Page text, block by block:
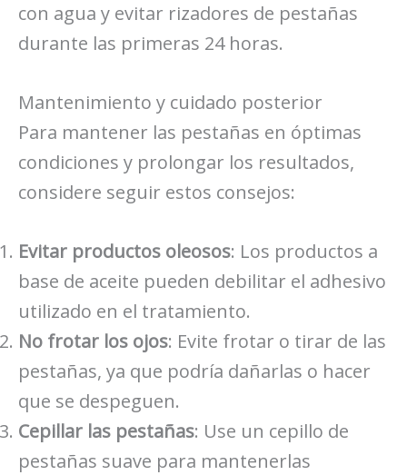
con agua y evitar rizadores de pestañas
durante las primeras 24 horas.
Mantenimiento y cuidado posterior
Para mantener las pestañas en óptimas
condiciones y prolongar los resultados,
considere seguir estos consejos:
Evitar productos oleosos: Los productos a
base de aceite pueden debilitar el adhesivo
utilizado en el tratamiento.
No frotar los ojos: Evite frotar o tirar de las
pestañas, ya que podría dañarlas o hacer
que se despeguen.
Cepillar las pestañas: Use un cepillo de
pestañas suave para mantenerlas